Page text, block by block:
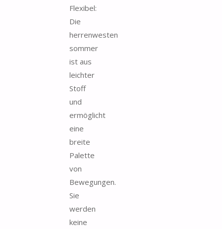
Flexibel:
Die
herrenwesten
sommer
ist aus
leichter
Stoff
und
ermöglicht
eine
breite
Palette
von
Bewegungen.
Sie
werden
keine